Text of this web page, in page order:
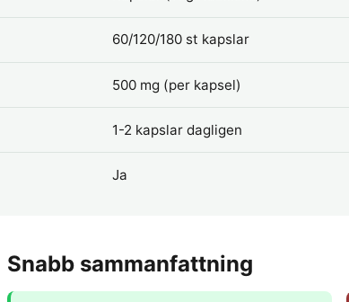
60/120/180 st kapslar
500 mg (per kapsel)
1-2 kapslar dagligen
Ja
Snabb sammanfattning